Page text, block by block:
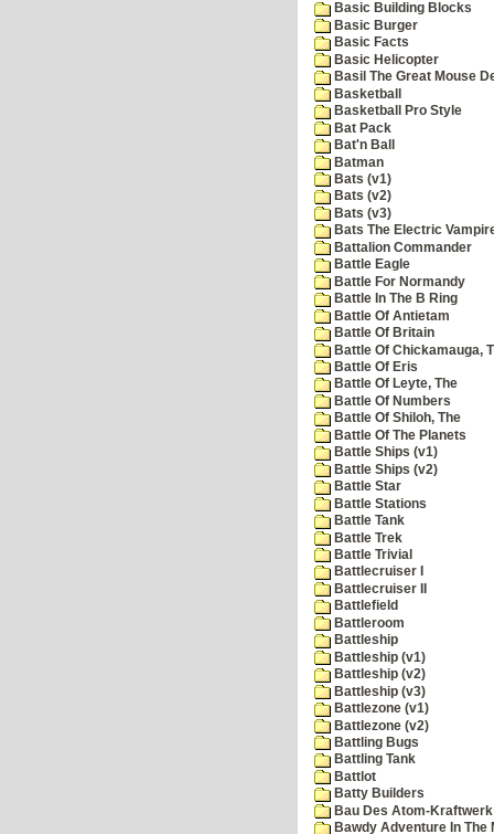
Basic Building Blocks
Basic Burger
Basic Facts
Basic Helicopter
Basil The Great Mouse
Basketball
Basketball Pro Style
Bat Pack
Bat'n Ball
Batman
Bats (v1)
Bats (v2)
Bats (v3)
Bats The Electric
Battalion Commander
Battle Eagle
Battle For Normandy
Battle In The B Ring
Battle Of Antietam
Battle Of Britain
Battle Of Chickamauga,
Battle Of Eris
Battle Of Leyte, The
Battle Of Numbers
Battle Of Shiloh, The
Battle Of The Planets
Battle Ships (v1)
Battle Ships (v2)
Battle Star
Battle Stations
Battle Tank
Battle Trek
Battle Trivial
Battlecruiser I
Battlecruiser II
Battlefield
Battleroom
Battleship
Battleship (v1)
Battleship (v2)
Battleship (v3)
Battlezone (v1)
Battlezone (v2)
Battling Bugs
Battling Tank
Battlot
Batty Builders
Bau Des Atom-Kraftwerk
Bawdy Adventure In The